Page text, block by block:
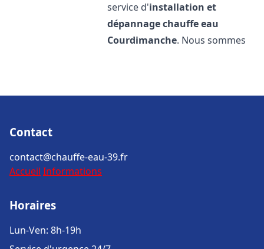
service d'installation et
dépannage chauffe eau
Courdimanche. Nous sommes
Contact
contact@chauffe-eau-39.fr
Accueil Informations
Horaires
Lun-Ven: 8h-19h